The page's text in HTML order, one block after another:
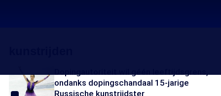
ondanks dopingschandaal 15-jarige
Russische kunstrijdster